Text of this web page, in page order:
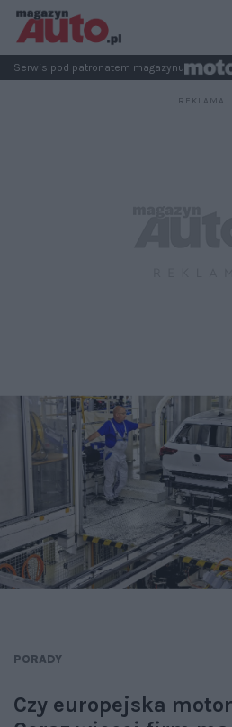
Serwis pod patronatem magazynu
PORADY
Czy europejska